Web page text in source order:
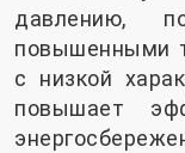
давлению,
повышенными
с низкой
повышает